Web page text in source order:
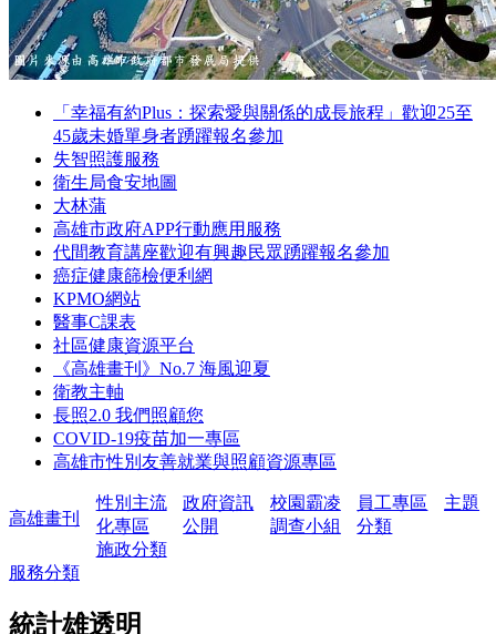
「幸福有約Plus：探索愛與關係的成長旅程」歡迎25至
45歲未婚單身者踴躍報名參加
失智照護服務
衛生局食安地圖
大林蒲
高雄市政府APP行動應用服務
代間教育講座歡迎有興趣民眾踴躍報名參加
癌症健康篩檢便利網
KPMO網站
醫事C課表
社區健康資源平台
《高雄畫刊》No.7 海風迎夏
衛教主軸
長照2.0 我們照顧您
COVID-19疫苗加一專區
高雄市性別友善就業與照顧資源專區
高雄畫刊
性別主流
化專區
政府資訊
公開
校園霸凌
調查小組
員工專區
主題
分類
施政分類
服務分類
統計雄透明